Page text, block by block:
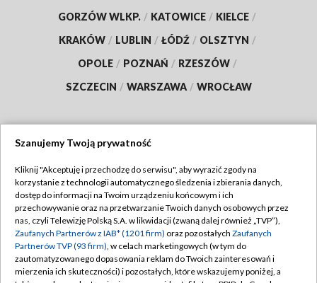
GORZÓW WLKP. / KATOWICE / KIELCE /
KRAKÓW / LUBLIN / ŁÓDŹ / OLSZTYN /
OPOLE / POZNAŃ / RZESZÓW /
SZCZECIN / WARSZAWA / WROCŁAW
TVP
Abonament TVP
Emisja w TVP
Centrum informacji TVP
Naziemna Telewizja Cyfrowa
Regulamin TVP
Polityka prywatności
Moje zgody
Pomoc
Szanujemy Twoją prywatność
Kliknij "Akceptuję i przechodzę do serwisu", aby wyrazić zgody na
korzystanie z technologii automatycznego śledzenia i zbierania danych,
dostęp do informacji na Twoim urządzeniu końcowym i ich
przechowywanie oraz na przetwarzanie Twoich danych osobowych przez
nas, czyli Telewizję Polską S.A. w likwidacji (zwaną dalej również „TVP”),
Zaufanych Partnerów z IAB* (1201 firm) oraz pozostałych Zaufanych
Partnerów TVP (93 firm), w celach marketingowych (w tym do
zautomatyzowanego dopasowania reklam do Twoich zainteresowań i
mierzenia ich skuteczności) i pozostałych, które wskazujemy poniżej, a